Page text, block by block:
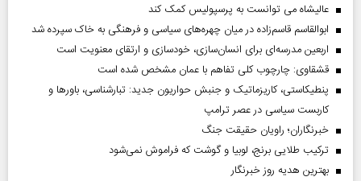
عالیشاه می توانست به پرسپولیس کمک کند
ابوالقاسم قاسم‌زاده در میان چهره‌های سیاسی و فرهنگی به خاک سپرده شد
اربعین مدرسه‌ای برای انسان‌سازی، خودسازی و ارتقای معنویت است
قشقاوی: چارچوب کلی تفاهم با عمان مشخص شده است
پنطیکاستی، کاریزماتیک و جنبش حواریون جدید: تبارشناسی، باور‌ها و
کاربست سیاسی در عصر ترامپ
خبرنگاران؛ راویان حقیقت جنگ
ترکیب طلایی برنج، لوبیا و گوشت که فراموش نمی‌شود
بهترین هدیه روز خبرنگار